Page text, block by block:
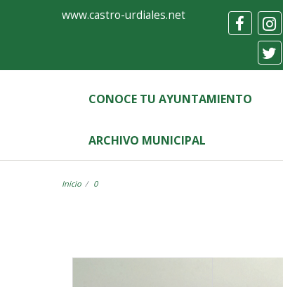
Ayuntamiento
Castro-
Urdiales
www.castro-urdiales.net
CONOCE TU AYUNTAMIENTO
ARCHIVO MUNICIPAL
Inicio 0